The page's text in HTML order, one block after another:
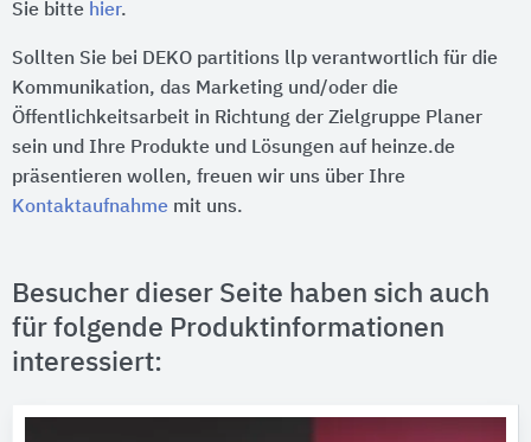
Sie bitte hier.
Sollten Sie bei DEKO partitions llp verantwortlich für die
Kommunikation, das Marketing und/oder die
Öffentlichkeitsarbeit in Richtung der Zielgruppe Planer
sein und Ihre Produkte und Lösungen auf heinze.de
präsentieren wollen, freuen wir uns über Ihre
Kontaktaufnahme mit uns.
Besucher dieser Seite haben sich auch
für folgende Produktinformationen
interessiert: